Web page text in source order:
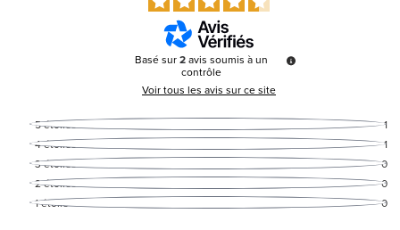
Basé sur2avis soumis à un
contrôle
Voir tous les avis sur ce site
5étoiles
1
4étoiles
1
3étoiles
0
2étoiles
0
1étoile 0